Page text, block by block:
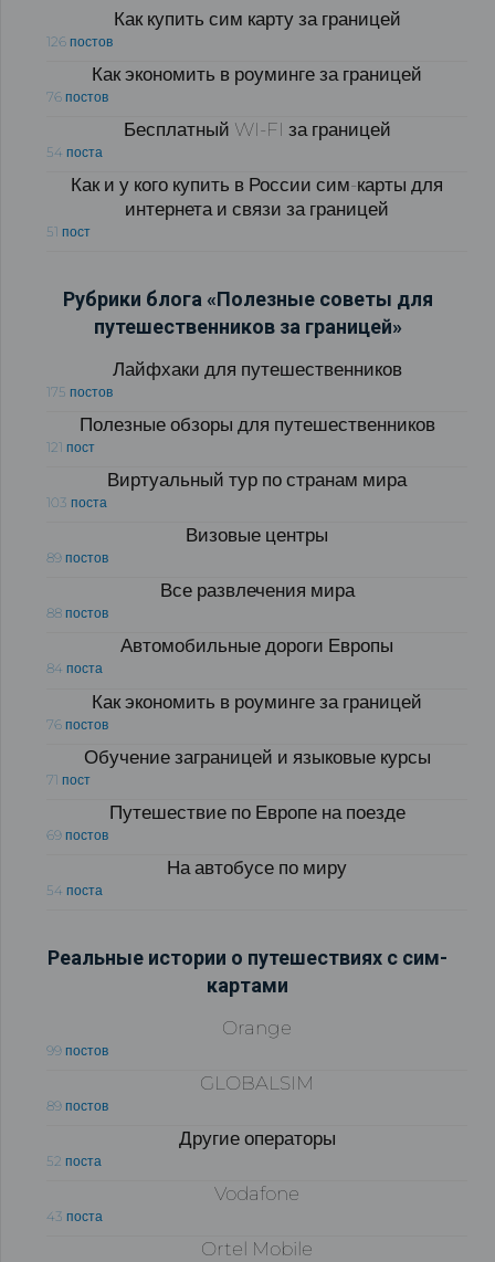
Как купить сим карту за границей
126 постов
Как экономить в роуминге за границей
76 постов
Бесплатный WI-FI за границей
54 поста
Как и у кого купить в России сим-карты для
интернета и связи за границей
51 пост
Рубрики блога «Полезные советы для
путешественников за границей»
Лайфхаки для путешественников
175 постов
Полезные обзоры для путешественников
121 пост
Виртуальный тур по странам мира
103 поста
Визовые центры
89 постов
Все развлечения мира
88 постов
Автомобильные дороги Европы
84 поста
Как экономить в роуминге за границей
76 постов
Обучение заграницей и языковые курсы
71 пост
Путешествие по Европе на поезде
69 постов
На автобусе по миру
54 поста
Реальные истории о путешествиях с сим-
картами
Orange
99 постов
GLOBALSIM
89 постов
Другие операторы
52 поста
Vodafone
43 поста
Ortel Mobile